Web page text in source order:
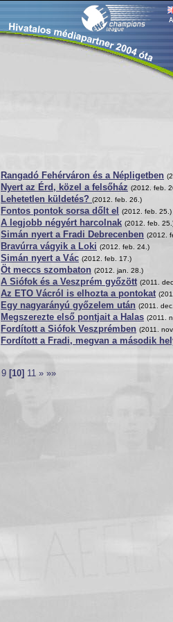
Rangadó Fehérváron és a Népligetben
Nyert az Érd, közel a felsőház (2012. feb.
Lehetetlen küldetés? (2012. feb. 26.)
Fontos pontok sorsa dőlt el (2012. feb. 25.)
A legjobb négyért harcolnak (2012. feb.
Simán nyert a Fradi Debrecenben (2012.
Bravúrra vágyik a Loki (2012. feb. 24.)
Simán nyert a Vác (2012. feb. 17.)
Öt meccs szombaton (2012. jan. 28.)
A Siófok és a Veszprém győzött (2011.
Az ETO Vácról is elhozta a pontokat
Egy nagyarányú győzelem után (2011.
Megszerezte első pontjait a Halas (2011.
Fordított a Siófok Veszprémben (2011.
Fordított a Fradi, megvan a második
9[10] 11 » »»